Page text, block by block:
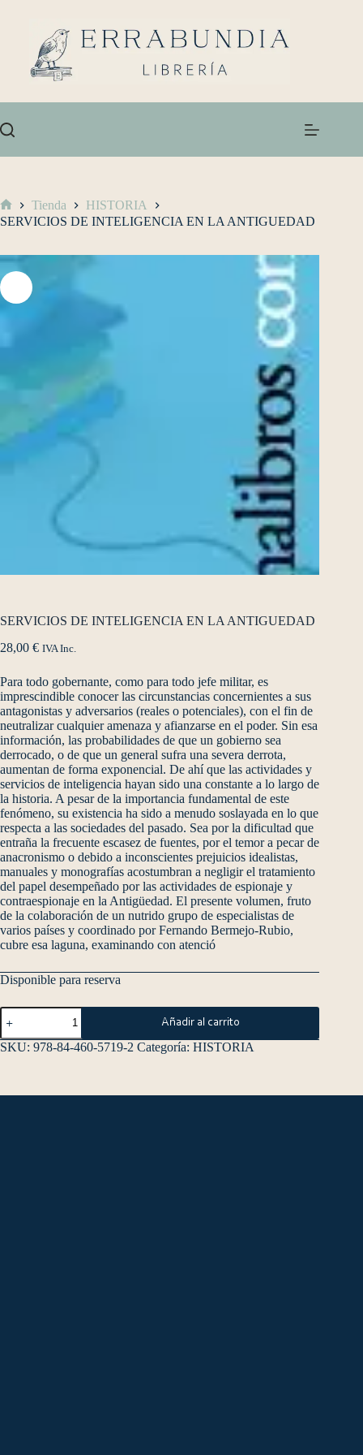
Tienda
HISTORIA
SERVICIOS DE INTELIGENCIA EN LA ANTIGUEDAD
SERVICIOS DE INTELIGENCIA EN LA ANTIGUEDAD
28,00 € IVA Inc.
Para todo gobernante, como para todo jefe militar, es
imprescindible conocer las circunstancias concernientes a sus
antagonistas y adversarios (reales o potenciales), con el fin de
neutralizar cualquier amenaza y afianzarse en el poder. Sin esa
información, las probabilidades de que un gobierno sea
derrocado, o de que un general sufra una severa derrota,
aumentan de forma exponencial. De ahí que las actividades y
servicios de inteligencia hayan sido una constante a lo largo de
la historia. A pesar de la importancia fundamental de este
fenómeno, su existencia ha sido a menudo soslayada en lo que
respecta a las sociedades del pasado. Sea por la dificultad que
entraña la frecuente escasez de fuentes, por el temor a pecar de
anacronismo o debido a inconscientes prejuicios idealistas,
manuales y monografías acostumbran a negligir el tratamiento
del papel desempeñado por las actividades de espionaje y
contraespionaje en la Antigüedad. El presente volumen, fruto
de la colaboración de un nutrido grupo de especialistas de
varios países y coordinado por Fernando Bermejo-Rubio,
cubre esa laguna, examinando con atenció
Disponible para reserva
Añadir al carrito
SKU: 978-84-460-5719-2 Categoría: HISTORIA